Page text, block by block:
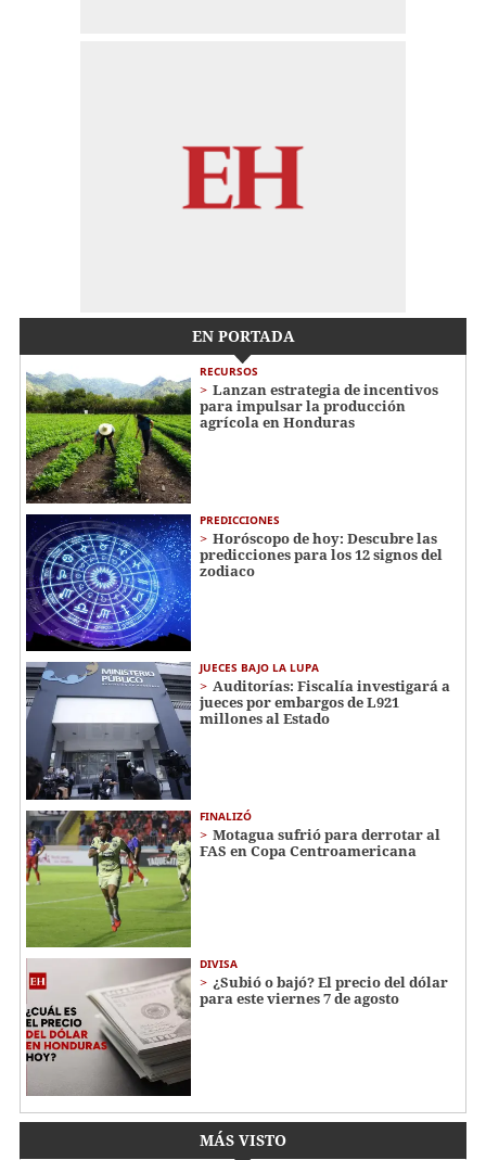
EN PORTADA
RECURSOS
Lanzan estrategia de incentivos
para impulsar la producción
agrícola en Honduras
PREDICCIONES
Horóscopo de hoy: Descubre las
predicciones para los 12 signos del
zodiaco
JUECES BAJO LA LUPA
Auditorías: Fiscalía investigará a
jueces por embargos de L921
millones al Estado
FINALIZÓ
Motagua sufrió para derrotar al
FAS en Copa Centroamericana
DIVISA
¿Subió o bajó? El precio del dólar
para este viernes 7 de agosto
MÁS VISTO